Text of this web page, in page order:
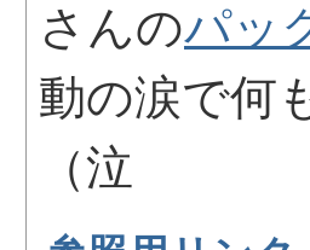
さんのパッ
動の涙で何
（泣